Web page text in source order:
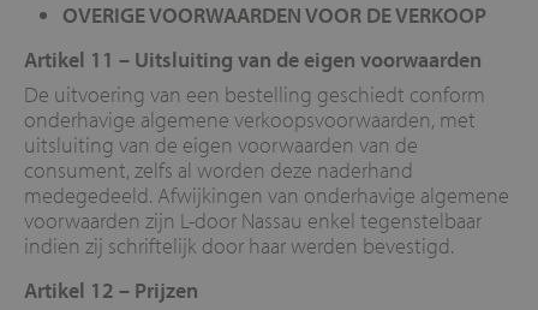
OVERIGE VOORWAARDEN VOOR DE VERKOOP
Artikel 11 – Uitsluiting van de eigen voorwaarden
De uitvoering van een bestelling geschiedt conform
onderhavige algemene verkoopsvoorwaarden, met
uitsluiting van de eigen voorwaarden van de
consument, zelfs al worden deze naderhand
medegedeeld. Afwijkingen van onderhavige algemene
voorwaarden zijn L-door Nassau enkel tegenstelbaar
indien zij schriftelijk door haar werden bevestigd.
Artikel 12 – Prijzen